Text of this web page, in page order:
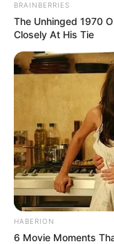
BRAINBERRIES
The Unhinged 1970
Closely At His Tie
HABERION
6 Movie Moments